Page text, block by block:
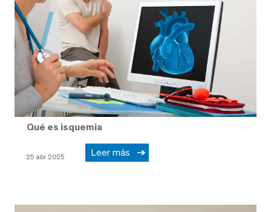
Qué es isquemia
25 abr 2025 Leer más